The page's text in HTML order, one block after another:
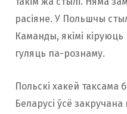
расіяне. У Польшчы
Каманды, якімі кіруюць
гуляць па-рознаму.
Польскі хакей таксама
Беларусі ўсё